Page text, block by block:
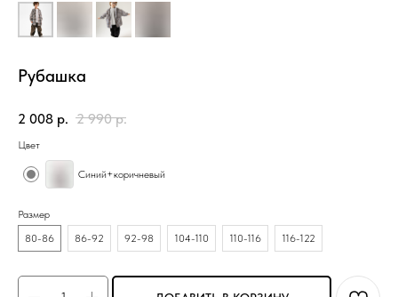
Рубашка
2 008 р. 2 990 р.
Цвет
Синий+коричневый
Размер
80-86
86-92 92-98 104-110 110-116 116-122